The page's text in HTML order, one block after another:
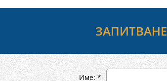
ЗАПИТВАНЕ
Име: *